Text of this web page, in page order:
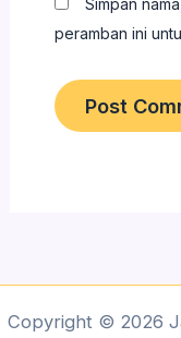
Simpan
peramban ini
Copyright © 2026